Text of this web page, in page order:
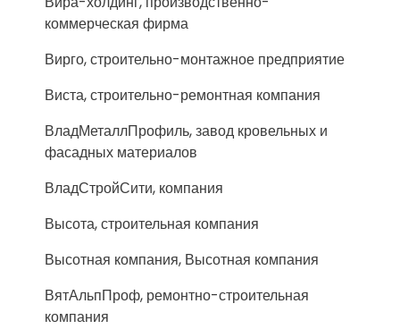
коммерческая фирма
Вирго, строительно-монтажное предприятие
Виста, строительно-ремонтная компания
ВладМеталлПрофиль, завод кровельных и
фасадных материалов
ВладСтройСити, компания
Высота, строительная компания
Высотная компания, Высотная компания
ВятАльпПроф, ремонтно-строительная
компания